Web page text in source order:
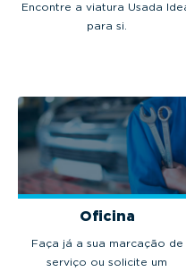
Encontre a viatura Usada
para si.
Oficina
Faça já a sua marcação de
serviço ou solicite um